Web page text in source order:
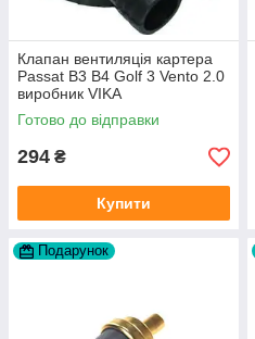
Клапан вентиляція картера
Passat B3 B4 Golf 3 Vento 2.0
виробник VIKA
Готово до відправки
294 ₴
Купити
Подарунок